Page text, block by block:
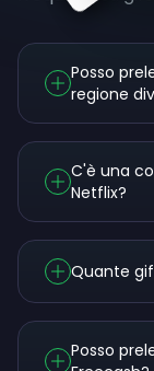
Posso
regione
C'è una
Netflix?
Quante
Posso